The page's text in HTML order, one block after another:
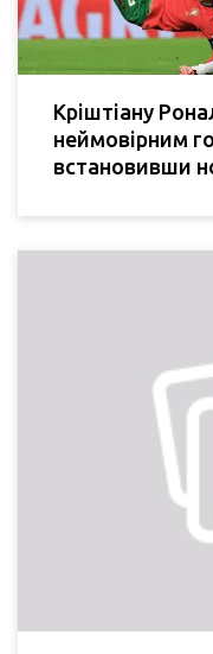
Кріштіану
неймовірним
встановивши